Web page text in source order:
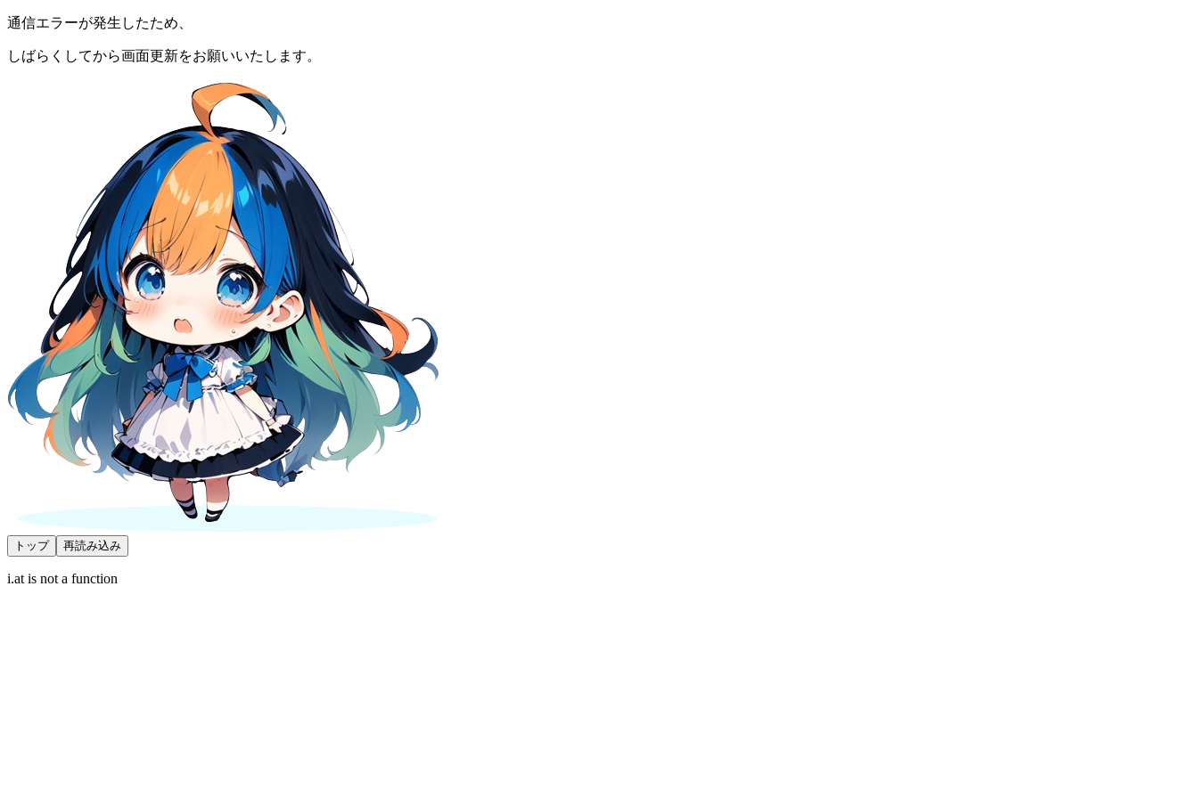
通信エラーが発生したため、
しばらくしてから画面更新をお願いいたします。
トップ 再読み込み
i.at is not a function